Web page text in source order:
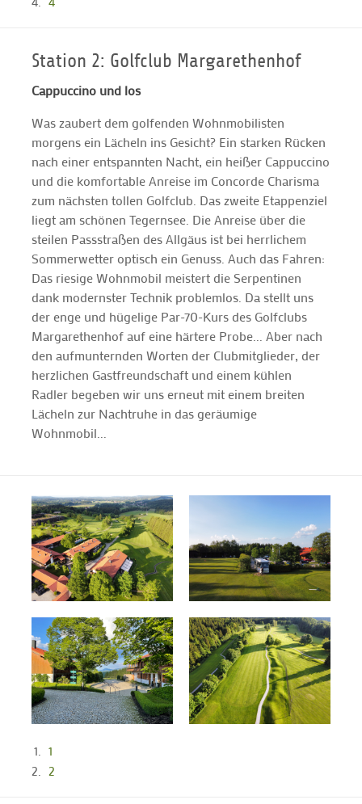
Station 2: Golfclub Margarethenhof
Cappuccino und los
Was zaubert dem golfenden Wohnmobilisten
morgens ein Lächeln ins Gesicht? Ein starken Rücken
nach einer entspannten Nacht, ein heißer Cappuccino
und die komfortable Anreise im Concorde Charisma
zum nächsten tollen Golfclub. Das zweite Etappenziel
liegt am schönen Tegernsee. Die Anreise über die
steilen Passstraßen des Allgäus ist bei herrlichem
Sommerwetter optisch ein Genuss. Auch das Fahren:
Das riesige Wohnmobil meistert die Serpentinen
dank modernster Technik problemlos. Da stellt uns
der enge und hügelige Par-70-Kurs des Golfclubs
Margarethenhof auf eine härtere Probe... Aber nach
den aufmunternden Worten der Clubmitglieder, der
herzlichen Gastfreundschaft und einem kühlen
Radler begeben wir uns erneut mit einem breiten
Lächeln zur Nachtruhe in das geräumige
Wohnmobil...
1
2